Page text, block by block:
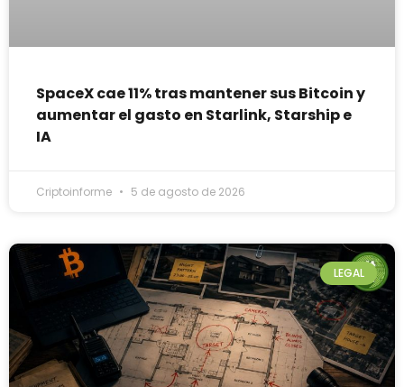
SpaceX cae 11% tras mantener sus Bitcoin y
aumentar el gasto en Starlink, Starship e
IA
Criptoinforme 5 de agosto de 2026
LEGAL